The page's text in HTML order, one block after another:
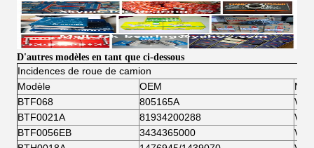
D'autres modèles en tant que ci-dessous
Incidences de roue de camion
Modèle
OEM
BTF068
805165A
BTF0021A
81934200288
BTF0056EB
3434365000